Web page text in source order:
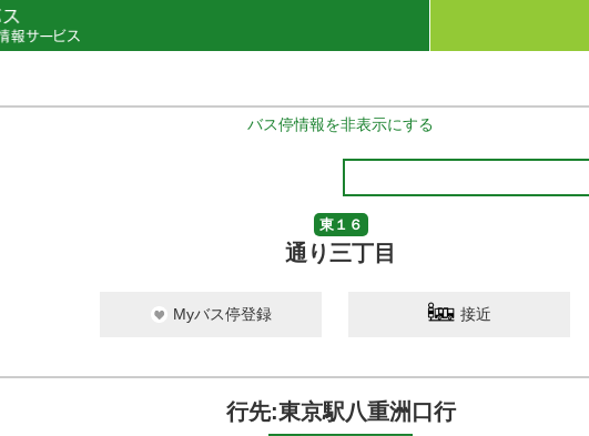
バス停情報を非表示にする
東１６
通り三丁目
Myバス停登録 接近
行先:東京駅八重洲口行